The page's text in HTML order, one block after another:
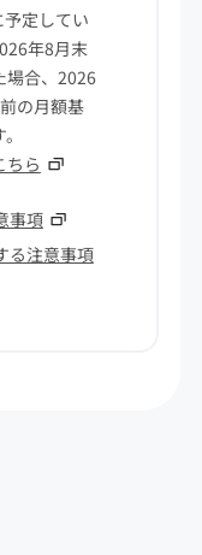
定してい
年8月末
場合、2026
の月額基
ちら
事項
る注意事項